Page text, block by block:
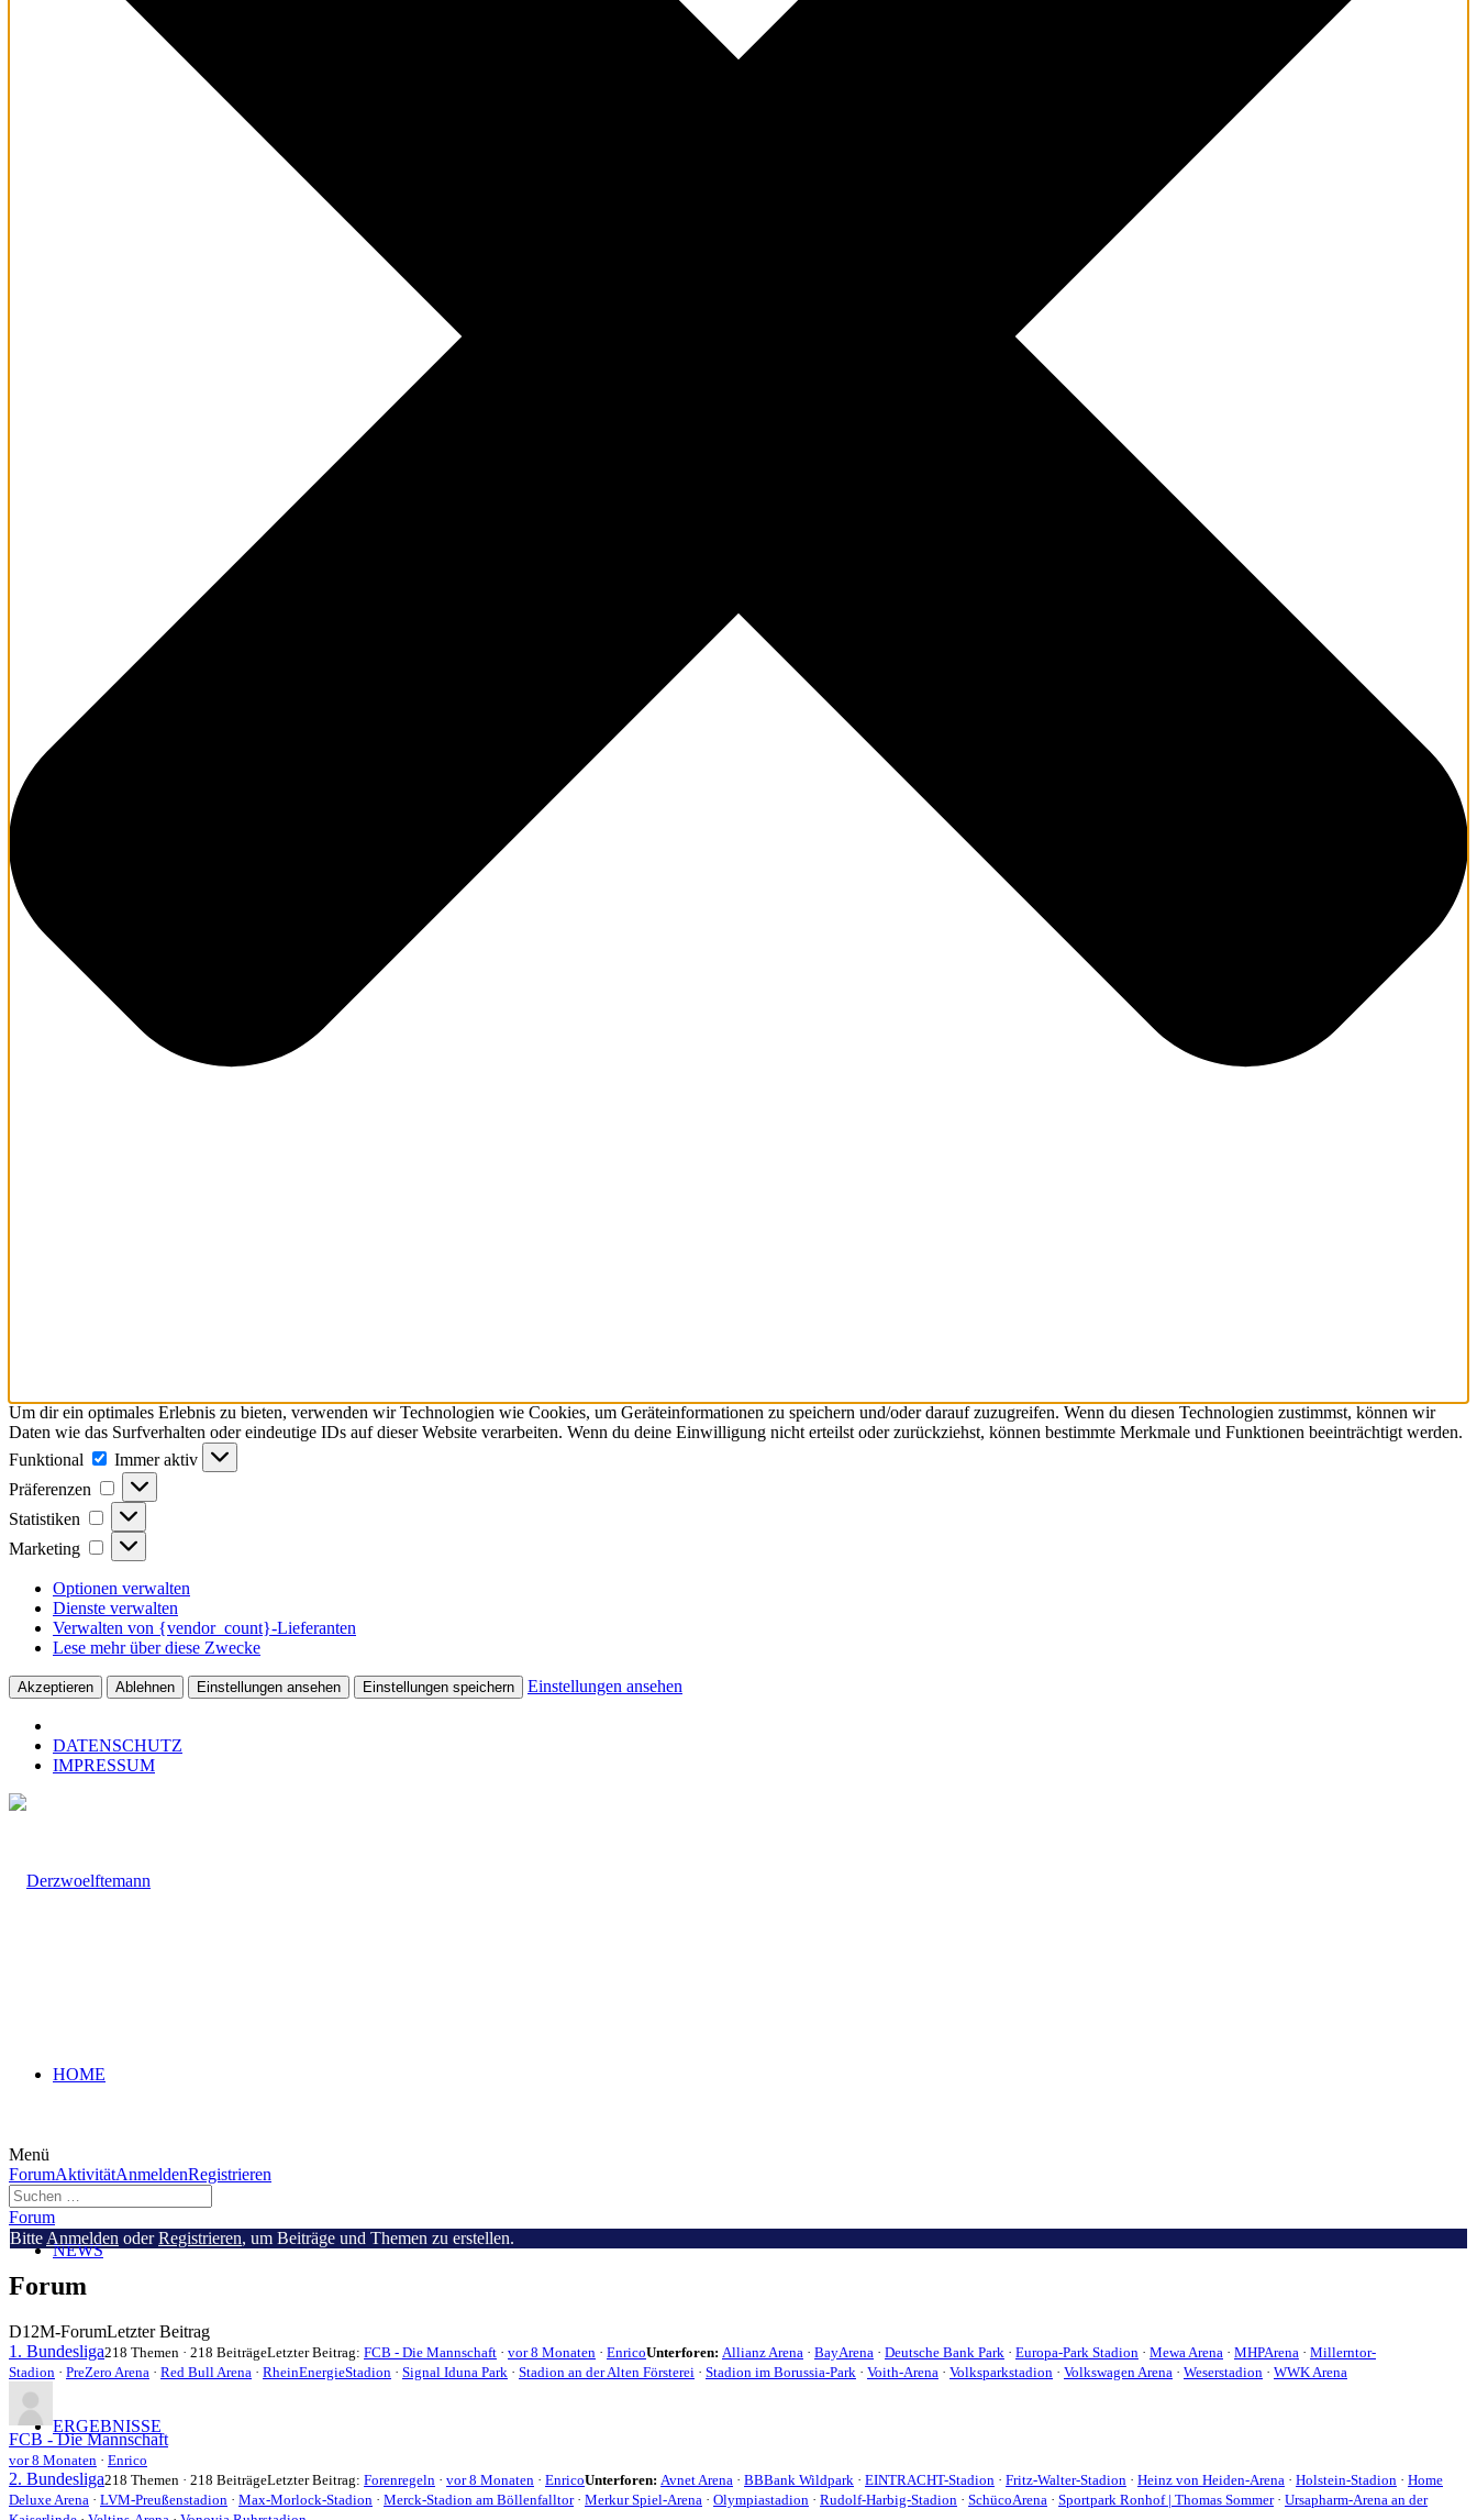
Um dir ein optimales Erlebnis zu bieten, verwenden wir Technologien wie Cookies, um Geräteinformationen zu speichern und/oder darauf zuzugreifen. Wenn du diesen Technologien zustimmst, können wir
Daten wie das Surfverhalten oder eindeutige IDs auf dieser Website verarbeiten. Wenn du deine Einwilligung nicht erteilst oder zurückziehst, können bestimmte Merkmale und Funktionen beeinträchtigt werden.
Funktional
Funktional
Immer aktiv
Präferenzen
Präferenzen
Statistiken Statistiken
Marketing Marketing
Optionen verwalten
Dienste verwalten
Verwalten von {vendor_count}-Lieferanten
Lese mehr über diese Zwecke
Akzeptieren Ablehnen Einstellungen ansehen Einstellungen speichern Einstellungen ansehen
DATENSCHUTZ
IMPRESSUM
HOME
NEWS
ERGEBNISSE
Menü
Forum-
Navigation
ForumAktivitätAnmeldenRegistrieren
Forum-
Breadcrumbs
Du
bist
Forum
Bitte Anmelden oderRegistrieren, um Beiträge und Themen zu erstellen.
Forum
D12M-ForumLetzter Beitrag
1. Bundesliga218 Themen · 218 BeiträgeLetzter Beitrag: FCB - Die Mannschaft · vor 8 Monaten · EnricoUnterforen: Allianz Arena · BayArena · Deutsche Bank Park · Europa-Park Stadion · Mewa Arena · MHPArena · Millerntor-
Stadion · PreZero Arena · Red Bull Arena · RheinEnergieStadion · Signal Iduna Park · Stadion an der Alten Försterei · Stadion im Borussia-Park · Voith-Arena · Volksparkstadion · Volkswagen Arena · Weserstadion · WWK Arena
FCB - Die Mannschaft
vor 8 Monaten · Enrico
2. Bundesliga218 Themen · 218 BeiträgeLetzter Beitrag: Forenregeln · vor 8 Monaten · EnricoUnterforen: Avnet Arena · BBBank Wildpark · EINTRACHT-Stadion · Fritz-Walter-Stadion · Heinz von Heiden-Arena · Holstein-Stadion · Home
Deluxe Arena · LVM-Preußenstadion · Max-Morlock-Stadion · Merck-Stadion am Böllenfalltor· Merkur Spiel-Arena · Olympiastadion · Rudolf-Harbig-Stadion · SchücoArena · Sportpark Ronhof | Thomas Sommer· Ursapharm-Arena an der